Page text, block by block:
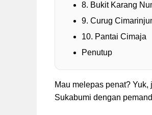
8. Bukit Karang
9. Curug
10. Pantai Cimaja
Penutup
Mau melepas penat?
Sukabumi dengan